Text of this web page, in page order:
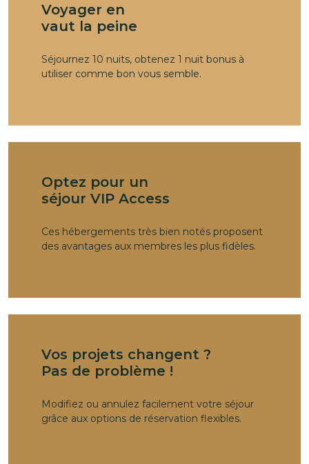
Voyager en
vaut la peine
Séjournez 10 nuits, obtenez 1 nuit bonus à
utiliser comme bon vous semble.
Optez pour un
séjour VIP Access
Ces hébergements très bien notés proposent
des avantages aux membres les plus fidèles.
Vos projets changent ?
Pas de problème !
Modifiez ou annulez facilement votre séjour
grâce aux options de réservation flexibles.